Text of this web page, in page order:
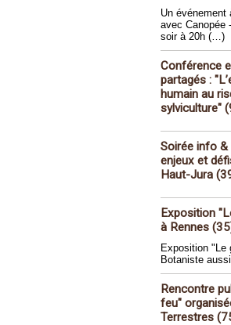
Un événement
avec Canopée
soir à 20h (…)
Conférence
partagés :
humain au
sylviculture"
Soirée info
enjeux et
Haut-Jura
Exposition
à Rennes
Exposition "Le
Botaniste
Rencontre
feu"
Terrestres